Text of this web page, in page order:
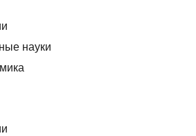
науки